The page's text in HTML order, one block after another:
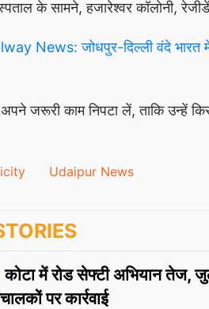
के सामने, हजारेश्वर कॉलोनी,
News: जोधपुर-दिल्ली वंदे भारत में
जरूरी काम निपटा लें, ताकि उन्हें
Udaipur News
कोटा में रोड सेफ्टी अभियान तेज,
पर कार्रवाई